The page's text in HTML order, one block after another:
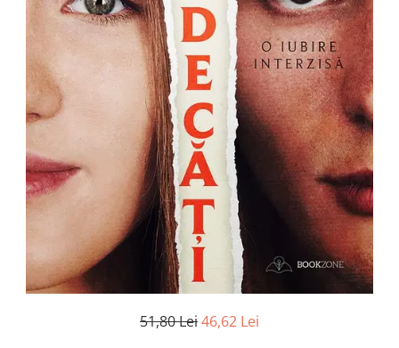
Parapsihologie
Ramtha
Audiobook
ReConnect
Religie
Crestinism
ScienceConnection
SelfConnect
Vindecare Spirituala
Sanatate
51,80 Lei46,62 Lei